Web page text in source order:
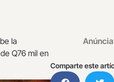
la
Q76 mil en
Comparte este